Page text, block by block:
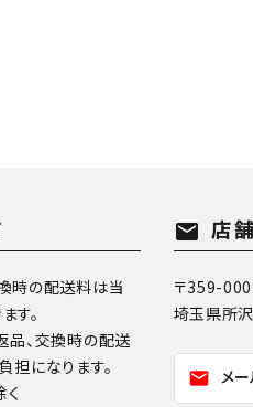
時の配送料は当
す。
品、交換時の配送
担になります。
mail 店
〒359-
埼玉県所
mail メ